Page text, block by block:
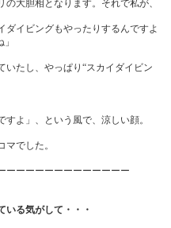
大胆相となります。それで私が、
イビングもやったりするんですよ
たし、やっぱり“スカイダイビン
よ」、という風で、涼しい顔。
でした。
ーーーーーーーーーーーーー
がして・・・